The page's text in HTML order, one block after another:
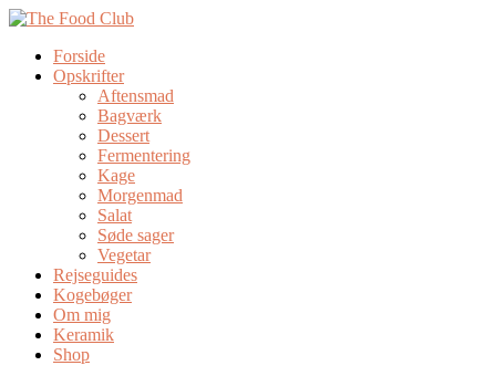
Forside
Opskrifter
Aftensmad
Bagværk
Dessert
Fermentering
Kage
Morgenmad
Salat
Søde sager
Vegetar
Rejseguides
Kogebøger
Om mig
Keramik
Shop